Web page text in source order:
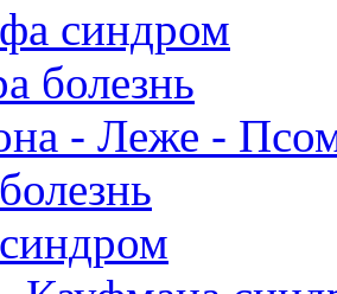
синдром
болезнь
- Леже -